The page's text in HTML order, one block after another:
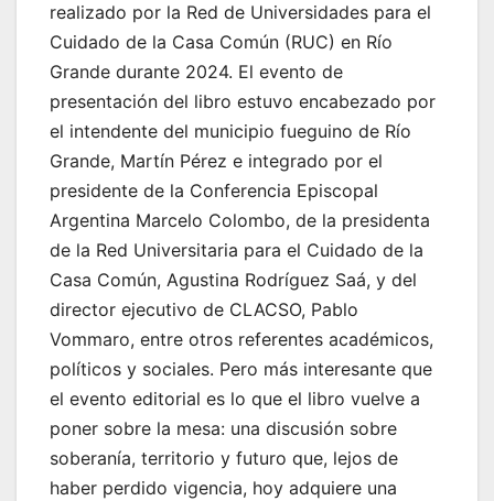
realizado por la Red de Universidades para el
Cuidado de la Casa Común (RUC) en Río
Grande durante 2024. El evento de
presentación del libro estuvo encabezado por
el intendente del municipio fueguino de Río
Grande, Martín Pérez e integrado por el
presidente de la Conferencia Episcopal
Argentina Marcelo Colombo, de la presidenta
de la Red Universitaria para el Cuidado de la
Casa Común, Agustina Rodríguez Saá, y del
director ejecutivo de CLACSO, Pablo
Vommaro, entre otros referentes académicos,
políticos y sociales. Pero más interesante que
el evento editorial es lo que el libro vuelve a
poner sobre la mesa: una discusión sobre
soberanía, territorio y futuro que, lejos de
haber perdido vigencia, hoy adquiere una